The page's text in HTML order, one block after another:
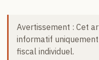
Avertissement : Cet
informatif
fiscal individuel.